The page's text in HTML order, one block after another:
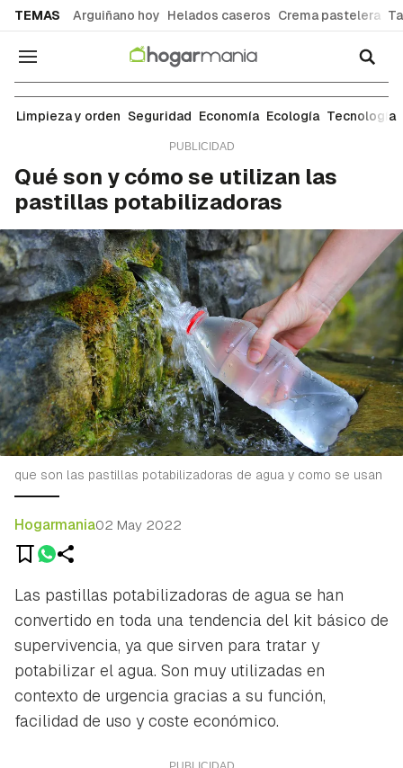
TEMAS Arguiñano hoy Helados caseros Crema pastelera
Navegación
Ecología
Limpieza y orden Seguridad Economía Ecología Tecnología
Qué son y cómo se utilizan las
pastillas potabilizadoras
que son las pastillas potabilizadoras de agua y como se usan
Hogarmania02 May 2022
Las pastillas potabilizadoras de agua se han
convertido en toda una tendencia del kit básico de
supervivencia, ya que sirven para tratar y
potabilizar el agua. Son muy utilizadas en
contexto de urgencia gracias a su función,
facilidad de uso y coste económico.